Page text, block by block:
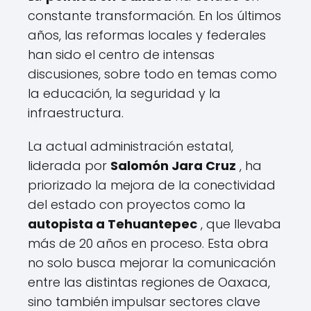
constante transformación. En los últimos
años, las reformas locales y federales
han sido el centro de intensas
discusiones, sobre todo en temas como
la educación, la seguridad y la
infraestructura.
La actual administración estatal,
liderada por Salomón Jara Cruz , ha
priorizado la mejora de la conectividad
del estado con proyectos como la
autopista a Tehuantepec , que llevaba
más de 20 años en proceso. Esta obra
no solo busca mejorar la comunicación
entre las distintas regiones de Oaxaca,
sino también impulsar sectores clave